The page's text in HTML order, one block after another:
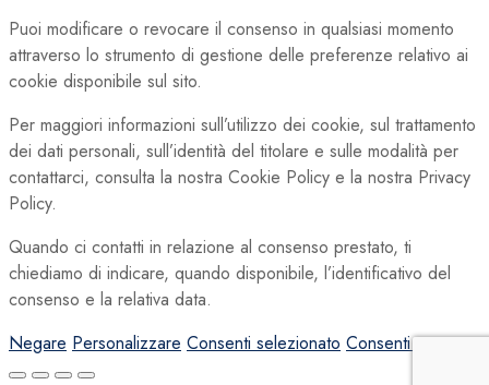
Puoi modificare o revocare il consenso in qualsiasi momento
attraverso lo strumento di gestione delle preferenze relativo ai
cookie disponibile sul sito.
Per maggiori informazioni sull’utilizzo dei cookie, sul trattamento
dei dati personali, sull’identità del titolare e sulle modalità per
contattarci, consulta la nostra Cookie Policy e la nostra Privacy
Policy.
Quando ci contatti in relazione al consenso prestato, ti
chiediamo di indicare, quando disponibile, l’identificativo del
consenso e la relativa data.
Negare Personalizzare Consenti selezionato Consenti tutto